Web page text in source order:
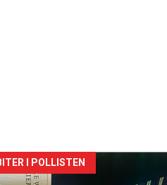
I POLLISTEN